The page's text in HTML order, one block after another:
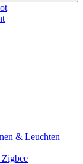
& Leuchten